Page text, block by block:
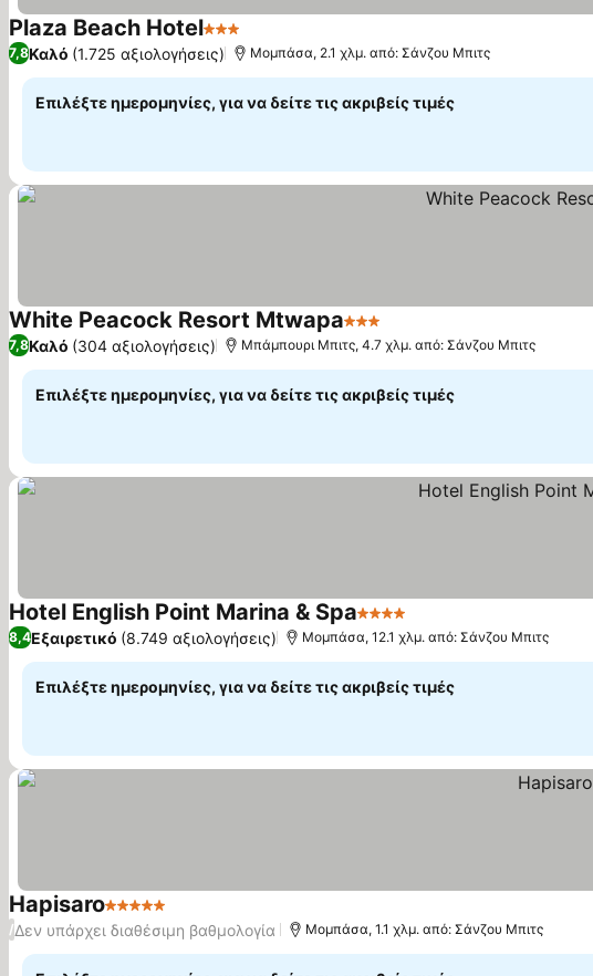
Plaza Beach Hotel3 Αστέρια
7,8Καλό (1.725 αξιολογήσεις) Μομπάσα, 2.1 χλμ. από: Σάνζου Μπιτς
Επιλέξτε ημερομηνίες, για να δείτε τις ακριβείς τιμές
White Peacock Resort Mtwapa3 Αστέρια
7,8Καλό (304 αξιολογήσεις) Μπάμπουρι Μπιτς, 4.7 χλμ. από: Σάνζου Μπιτς
Επιλέξτε ημερομηνίες, για να δείτε τις ακριβείς τιμές
Hotel English Point Marina & Spa4 Αστέρια
8,4Εξαιρετικό (8.749 αξιολογήσεις) Μομπάσα, 12.1 χλμ. από: Σάνζου Μπιτς
Επιλέξτε ημερομηνίες, για να δείτε τις ακριβείς τιμές
Hapisaro5 ΑστέριαΕμφάνιση τιμών
/Δεν υπάρχει διαθέσιμη βαθμολογία Μομπάσα, 1.1 χλμ. από: Σάνζου Μπιτς